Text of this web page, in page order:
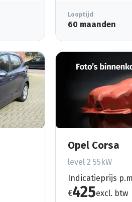
Looptijd
60 maanden
Opel Corsa
level 2 55kW
Indicatieprijs
€425excl. btw